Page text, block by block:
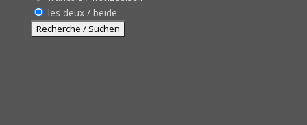
les deux / beide